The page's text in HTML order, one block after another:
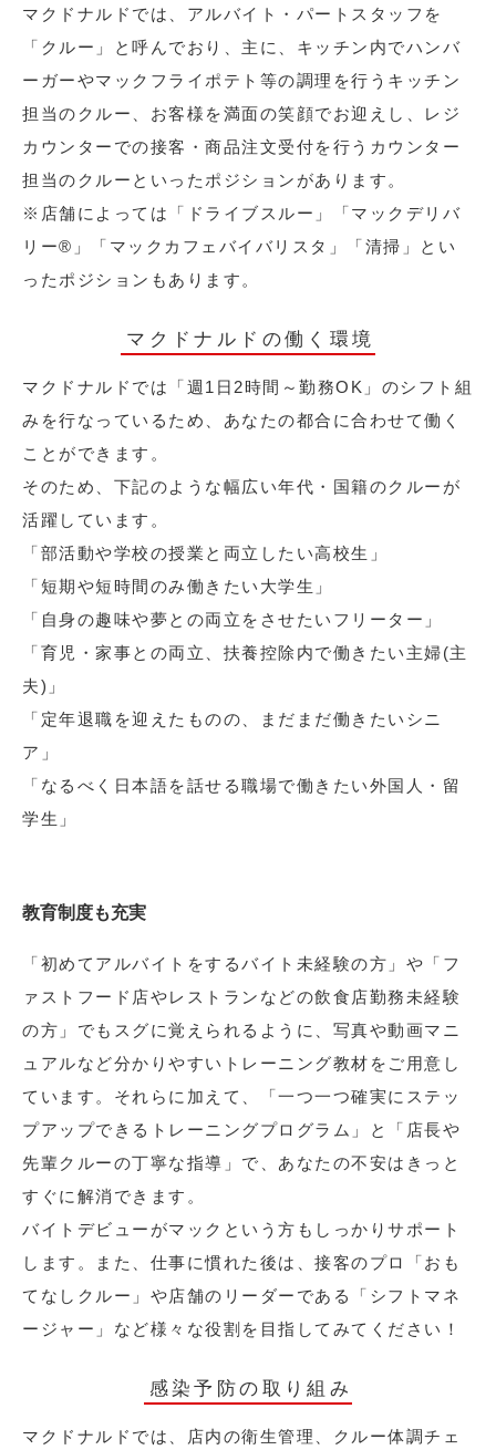
マクドナルドでは、アルバイト・パートスタッフを
「クルー」と呼んでおり、主に、キッチン内でハンバ
ーガーやマックフライポテト等の調理を行うキッチン
担当のクルー、お客様を満面の笑顔でお迎えし、レジ
カウンターでの接客・商品注文受付を行うカウンター
担当のクルーといったポジションがあります。
※店舗によっては「ドライブスルー」「マックデリバ
リー®︎」「マックカフェバイバリスタ」「清掃」とい
ったポジションもあります。
マクドナルドの働く環境
マクドナルドでは「週1日2時間～勤務OK」のシフト組
みを行なっているため、あなたの都合に合わせて働く
ことができます。
そのため、下記のような幅広い年代・国籍のクルーが
活躍しています。
「部活動や学校の授業と両立したい高校生」
「短期や短時間のみ働きたい大学生」
「自身の趣味や夢との両立をさせたいフリーター」
「育児・家事との両立、扶養控除内で働きたい主婦(主
夫)」
「定年退職を迎えたものの、まだまだ働きたいシニ
ア」
「なるべく日本語を話せる職場で働きたい外国人・留
学生」
教育制度も充実
「初めてアルバイトをするバイト未経験の方」や「フ
ァストフード店やレストランなどの飲食店勤務未経験
の方」でもスグに覚えられるように、写真や動画マニ
ュアルなど分かりやすいトレーニング教材をご用意し
ています。それらに加えて、「一つ一つ確実にステッ
プアップできるトレーニングプログラム」と「店長や
先輩クルーの丁寧な指導」で、あなたの不安はきっと
すぐに解消できます。
バイトデビューがマックという方もしっかりサポート
します。また、仕事に慣れた後は、接客のプロ「おも
てなしクルー」や店舗のリーダーである「シフトマネ
ージャー」など様々な役割を目指してみてください！
感染予防の取り組み
マクドナルドでは、店内の衛生管理、クルー体調チェ